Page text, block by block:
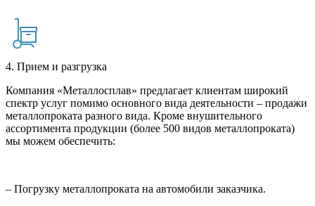
4. Прием и разгрузка
Компания «Металлосплав» предлагает клиентам широкий
спектр услуг помимо основного вида деятельности – продажи
металлопроката разного вида. Кроме внушительного
ассортимента продукции (более 500 видов металлопроката)
мы можем обеспечить:
– Погрузку металлопроката на автомобили заказчика.